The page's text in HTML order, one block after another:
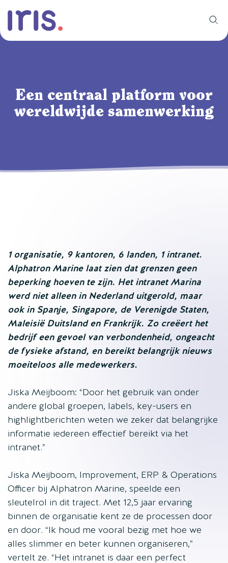
Een centraal platform voor
wereldwijde samenwerking
1 organisatie, 9 kantoren, 6 landen, 1 intranet.
Alphatron Marine laat zien dat grenzen geen
beperking hoeven te zijn. Het intranet Marina
werd niet alleen in Nederland uitgerold, maar
ook in Spanje, Singapore, de Verenigde Staten,
Maleisië Duitsland en Frankrijk. Zo creëert het
bedrijf een gevoel van verbondenheid, ongeacht
de fysieke afstand, en bereikt belangrijk nieuws
moeiteloos alle medewerkers.
Jiska Meijboom: “Door het gebruik van onder
andere global groepen, labels, key-users en
highlightberichten weten we zeker dat belangrijke
informatie iedereen effectief bereikt via het
intranet.”
Jiska Meijboom, Improvement, ERP & Operations
Officer bij Alphatron Marine, speelde een
sleutelrol in dit traject. Met 12,5 jaar ervaring
binnen de organisatie kent ze de processen door
en door. “Ik houd me vooral bezig met hoe we
alles slimmer en beter kunnen organiseren,”
vertelt ze. “Het intranet is daar een perfect